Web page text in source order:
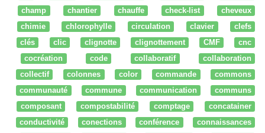
champ
chantier chauffe check-list
cheveux
chimie
chlorophylle circulation clavier
clefs
clés
clic clignotte clignottement CMF
cnc
cocréation
code collaboratif
collaboration
collectif
colonnes color commande
commons
communauté
commune communication
communs
composant
compostabilité comptage
concatainer
conductivité
conections conférence
connaissances